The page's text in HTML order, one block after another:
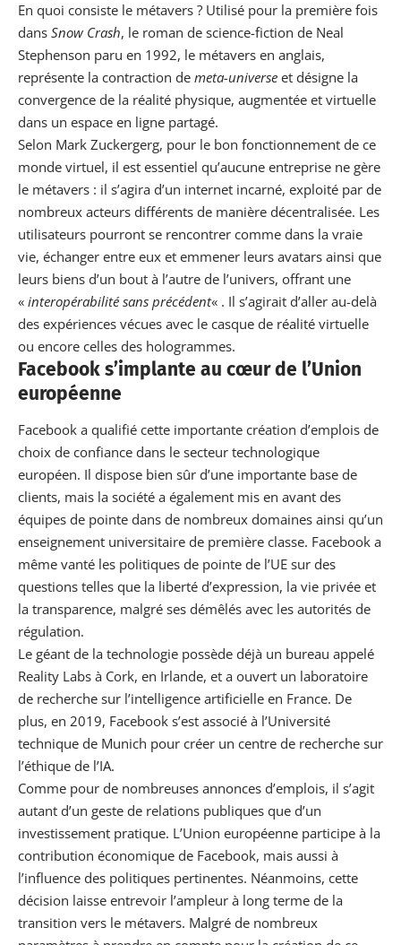
En quoi consiste le métavers ? Utilisé pour la première fois
dans Snow Crash, le roman de science-fiction de Neal
Stephenson paru en 1992, le métavers en anglais,
représente la contraction de meta-universe et désigne la
convergence de la réalité physique, augmentée et virtuelle
dans un espace en ligne partagé.
Selon Mark Zuckergerg, pour le bon fonctionnement de ce
monde virtuel, il est essentiel qu’aucune entreprise ne gère
le métavers : il s’agira d’un internet incarné, exploité par de
nombreux acteurs différents de manière décentralisée. Les
utilisateurs pourront se rencontrer comme dans la vraie
vie, échanger entre eux et emmener leurs avatars ainsi que
leurs biens d’un bout à l’autre de l’univers, offrant une
« interopérabilité sans précédent« . Il s’agirait d’aller au-delà
des expériences vécues avec le casque de réalité virtuelle
ou encore celles des hologrammes.
Facebook s’implante au cœur de l’Union
européenne
Facebook a qualifié cette importante création d’emplois de
choix de confiance dans le secteur technologique
européen. Il dispose bien sûr d’une importante base de
clients, mais la société a également mis en avant des
équipes de pointe dans de nombreux domaines ainsi qu’un
enseignement universitaire de première classe. Facebook a
même vanté les politiques de pointe de l’UE sur des
questions telles que la liberté d’expression, la vie privée et
la transparence, malgré ses démêlés avec les autorités de
régulation.
Le géant de la technologie possède déjà un bureau appelé
Reality Labs à Cork, en Irlande, et a ouvert un laboratoire
de recherche sur l’intelligence artificielle en France. De
plus, en 2019, Facebook s’est associé à l’Université
technique de Munich pour créer un centre de recherche sur
l’éthique de l’IA.
Comme pour de nombreuses annonces d’emplois, il s’agit
autant d’un geste de relations publiques que d’un
investissement pratique. L’Union européenne participe à la
contribution économique de Facebook, mais aussi à
l’influence des politiques pertinentes. Néanmoins, cette
décision laisse entrevoir l’ampleur à long terme de la
transition vers le métavers. Malgré de nombreux